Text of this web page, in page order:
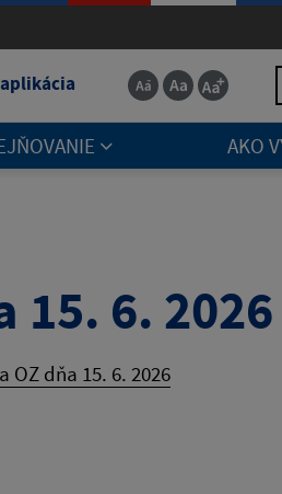
AKO
15. 6. 2026
OZ dňa 15. 6. 2026